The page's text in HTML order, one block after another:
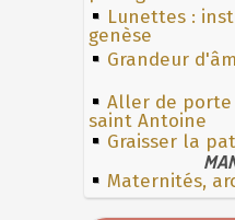
Lunettes :
genèse
Grandeur
Aller de porte
saint Antoine
Graisser la
Maternités,